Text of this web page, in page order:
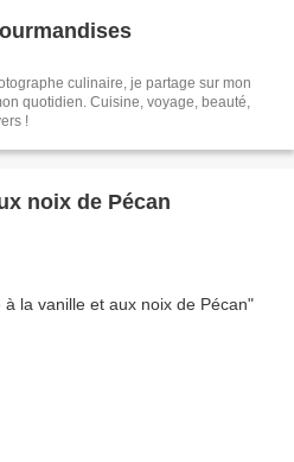
culinaire, je partage sur mon
quotidien. Cuisine, voyage, beauté,
!
noix de Pécan